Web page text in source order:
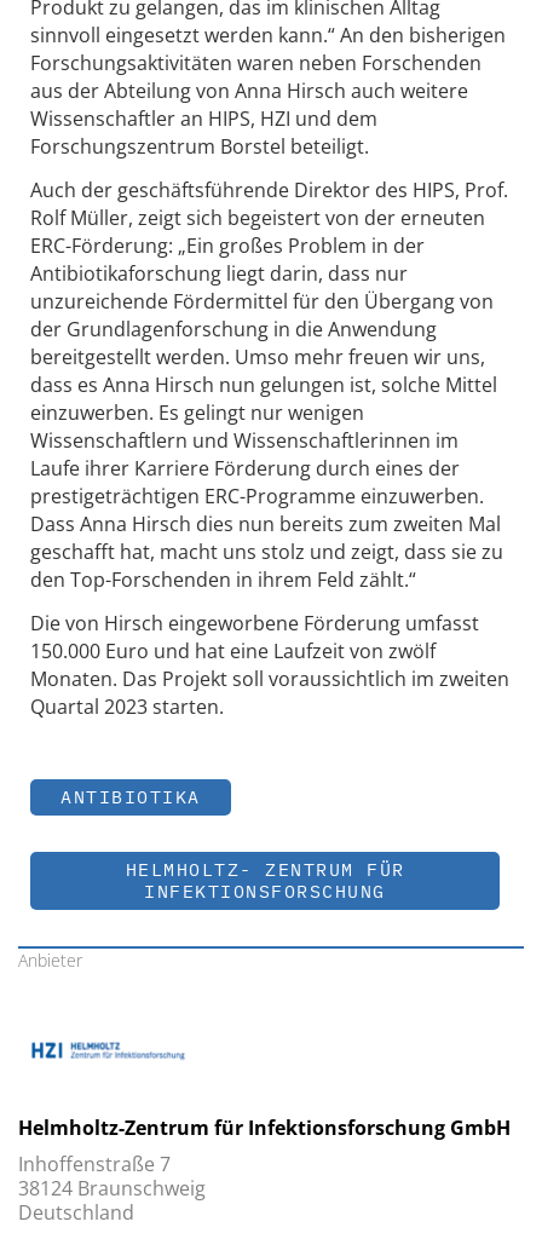
Produkt zu gelangen, das im klinischen Alltag
sinnvoll eingesetzt werden kann.“ An den bisherigen
Forschungsaktivitäten waren neben Forschenden
aus der Abteilung von Anna Hirsch auch weitere
Wissenschaftler an HIPS, HZI und dem
Forschungszentrum Borstel beteiligt.
Auch der geschäftsführende Direktor des HIPS, Prof.
Rolf Müller, zeigt sich begeistert von der erneuten
ERC-Förderung: „Ein großes Problem in der
Antibiotikaforschung liegt darin, dass nur
unzureichende Fördermittel für den Übergang von
der Grundlagenforschung in die Anwendung
bereitgestellt werden. Umso mehr freuen wir uns,
dass es Anna Hirsch nun gelungen ist, solche Mittel
einzuwerben. Es gelingt nur wenigen
Wissenschaftlern und Wissenschaftlerinnen im
Laufe ihrer Karriere Förderung durch eines der
prestigeträchtigen ERC-Programme einzuwerben.
Dass Anna Hirsch dies nun bereits zum zweiten Mal
geschafft hat, macht uns stolz und zeigt, dass sie zu
den Top-Forschenden in ihrem Feld zählt.“
Die von Hirsch eingeworbene Förderung umfasst
150.000 Euro und hat eine Laufzeit von zwölf
Monaten. Das Projekt soll voraussichtlich im zweiten
Quartal 2023 starten.
ANTIBIOTIKA
HELMHOLTZ- ZENTRUM FÜR
INFEKTIONSFORSCHUNG
Anbieter
Helmholtz-Zentrum für Infektionsforschung GmbH
Inhoffenstraße 7
38124 Braunschweig
Deutschland